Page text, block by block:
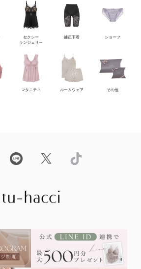
セクシー
ランジェリー
補正下着 ショーツ
マタニティ ルームウェア その他